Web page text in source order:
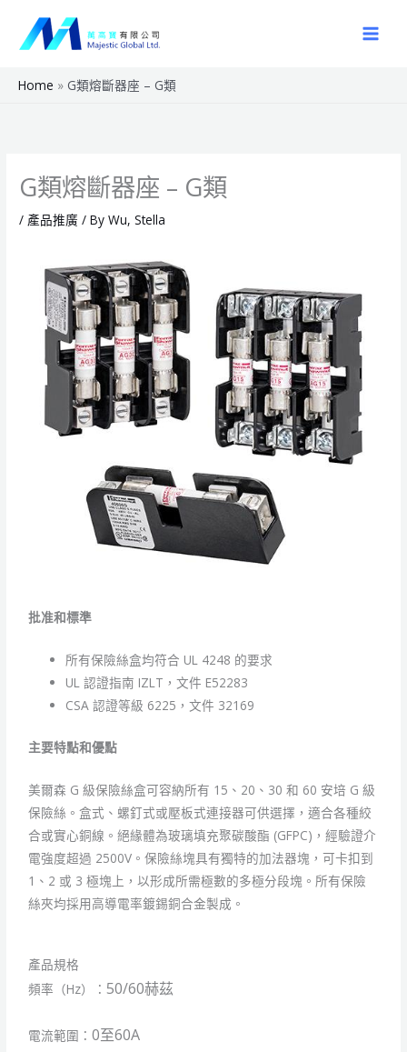
content
Home
G類熔斷器座 – G類
G類熔斷器座 – G類
/ 產品推廣 / ByWu, Stella
批准和標準
所有保險絲盒均符合 UL 4248 的要求
UL 認證指南 IZLT，文件 E52283
CSA 認證等級 6225，文件 32169
主要特點和優點
美爾森 G 級保險絲盒可容納所有 15、20、30 和 60 安培 G 級
保險絲。盒式、螺釘式或壓板式連接器可供選擇，適合各種絞
合或實心銅線。絕緣體為玻璃填充聚碳酸酯 (GFPC)，經驗證介
電強度超過 2500V。保險絲塊具有獨特的加法器塊，可卡扣到
1、2 或 3 極塊上，以形成所需極數的多極分段塊。所有保險
絲夾均採用高導電率鍍錫銅合金製成。
產品規格
頻率（Hz）：50/60赫茲
電流範圍：0至60A